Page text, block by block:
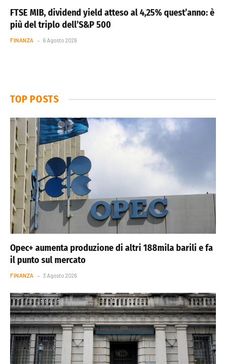
FTSE MIB, dividend yield atteso al 4,25% quest’anno: è
più del triplo dell’S&P 500
FINANZA 6 Agosto 2026
TOP POSTS
Opec+ aumenta produzione di altri 188mila barili e fa
il punto sul mercato
FINANZA 3 Agosto 2026